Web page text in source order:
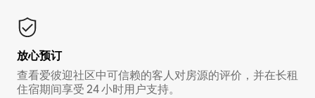
放心预订
查看爱彼迎社区中可信赖的客人对房源的评价，并在长租
住宿期间享受 24 小时用户支持。